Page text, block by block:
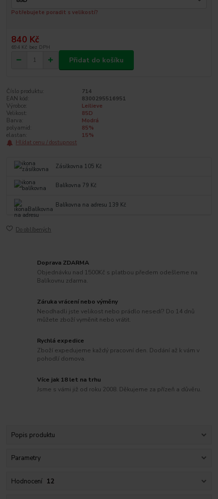
Potřebujete poradit s velikostí?
840 Kč
694 Kč bez DPH
Přidat do košíku
Číslo produktu:
714
EAN kód:
8300295516951
Výrobce:
Leilieve
Velikost:
85D
Barva:
Modrá
polyamid:
85%
elastan:
15%
Hlídat cenu / dostupnost
Zásilkovna 105 Kč
Balíkovna 79 Kč
Balíkovna na adresu 139 Kč
Do oblíbených
Doprava ZDARMA
Objednávku nad 1500Kč s platbou předem odešleme na
Balíkovnu zdarma.
Záruka vrácení nebo výměny
Neodhadli jste velikost nebo prádlo nesedí? Do 14 dnů
můžete zboží vyměnit nebo vrátit.
Rychlá expedice
Zboží expedujeme každý pracovní den. Dodání až k vám v
pohodlí domova.
Více jak 18 let na trhu
Jsme s vámi již od roku 2008. Děkujeme za přízeň a důvěru.
Popis produktu
Parametry
Hodnocení 12